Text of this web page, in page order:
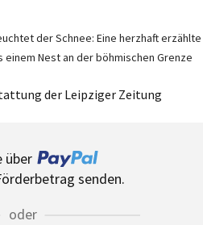
der Schnee: Eine herzhaft erzählte
einem Nest an der böhmischen Grenze
der Leipziger Zeitung
über
senden.
oder